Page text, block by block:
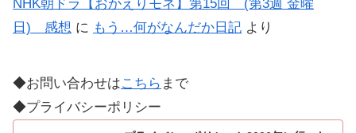
NHK朝ドラ【おかえりモネ】第15回 (第3週 金曜
日) 感想 に もう…何がなんだか日記 より
◆お問い合わせはこちら まで
◆プライバシーポリシー